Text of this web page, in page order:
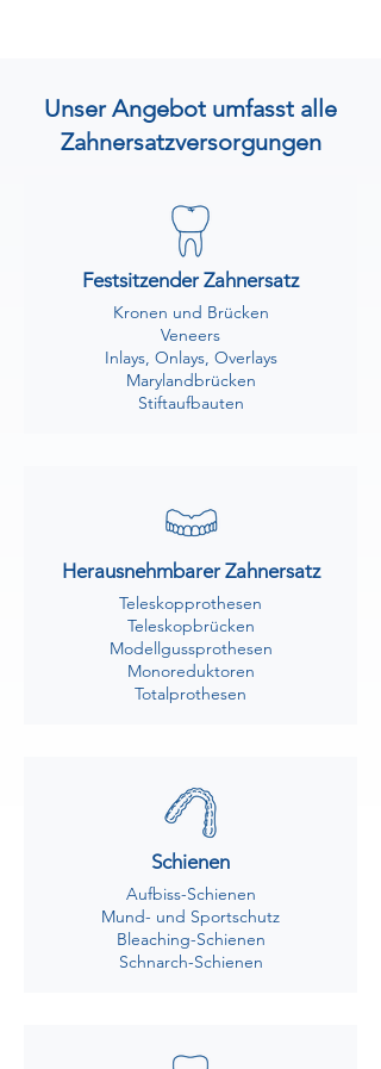
Unser Angebot umfasst alle
Zahnersatzversorgungen
Festsitzender Zahnersatz
Kronen und Brücken
Veneers
Inlays, Onlays, Overlays
Marylandbrücken
Stiftaufbauten
Herausnehmbarer Zahnersatz
Teleskopprothesen
Teleskopbrücken
Modellgussprothesen
Monoreduktoren
Totalprothesen
Schienen
Aufbiss-Schienen
Mund- und Sportschutz
Bleaching-Schienen
Schnarch-Schienen